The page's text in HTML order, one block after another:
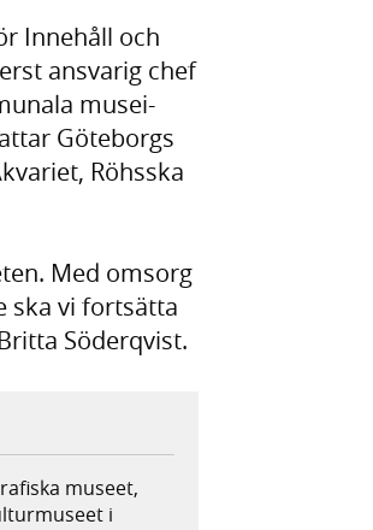
Innehåll och
ansvarig chef
musei-
Göteborgs
Röhsska
Med omsorg
ska vi fortsätta
Söderqvist.
museet,
i